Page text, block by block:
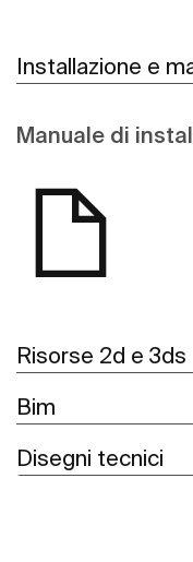
Installazione e
Manuale di
Risorse 2d e 3ds
Bim
Disegni tecnici